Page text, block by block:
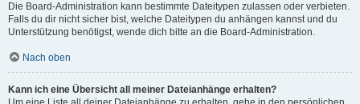
Die Board-Administration kann bestimmte Dateitypen zulassen oder verbieten.
Falls du dir nicht sicher bist, welche Dateitypen du anhängen kannst und du
Unterstützung benötigst, wende dich bitte an die Board-Administration.
Nach oben
Kann ich eine Übersicht all meiner Dateianhänge erhalten?